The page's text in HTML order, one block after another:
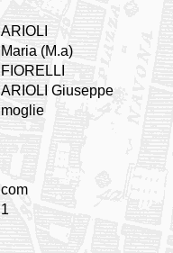
ARIOLI
Maria (M.a)
FIORELLI
ARIOLI Giuseppe
moglie
com
1